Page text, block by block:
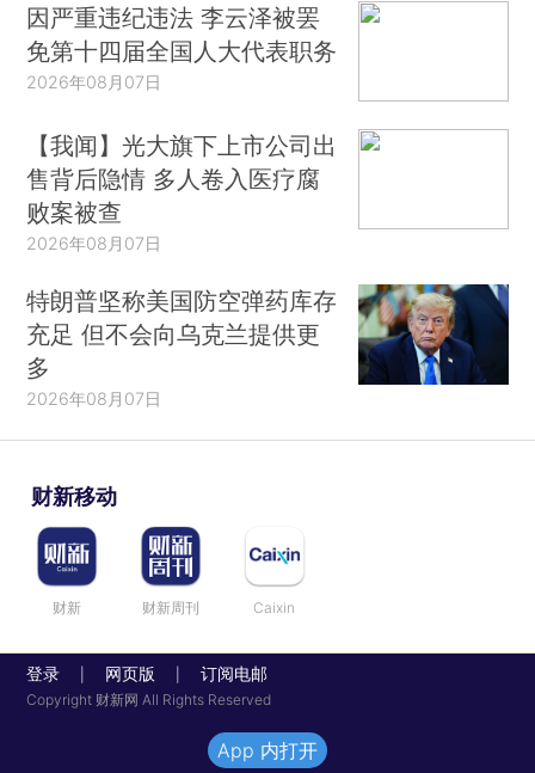
因严重违纪违法 李云泽被罢
免第十四届全国人大代表职务
2026年08月07日
【我闻】光大旗下上市公司出
售背后隐情 多人卷入医疗腐
败案被查
2026年08月07日
特朗普坚称美国防空弹药库存
充足 但不会向乌克兰提供更
多
2026年08月07日
财新移动
财新 财新周刊 Caixin
登录 网页版 订阅电邮
Copyright 财新网 All Rights Reserved
App 内打开